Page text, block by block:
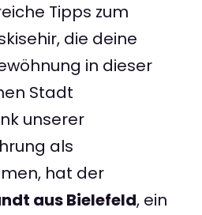
Tipps zum
die deine
in dieser
Stadt
unserer
als
hat der
aus Bielefeld, ein